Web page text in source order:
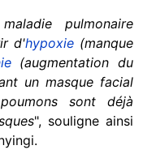
pulmonaire
d'hypoxie (manque
(augmentation du
un masque facial
sont déjà
", souligne ainsi